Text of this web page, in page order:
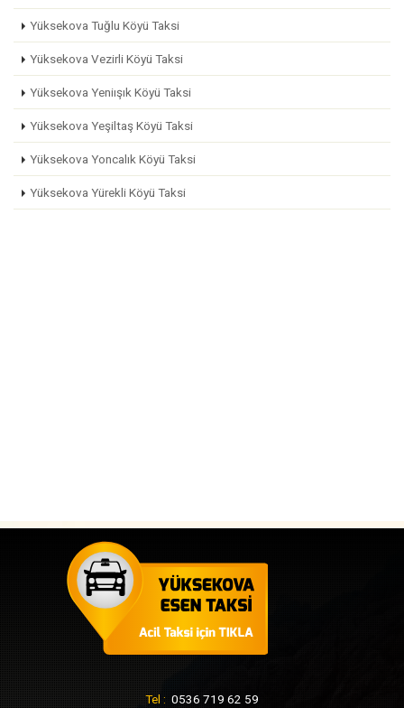
Yüksekova Tuğlu Köyü Taksi
Yüksekova Vezirli Köyü Taksi
Yüksekova Yeniışık Köyü Taksi
Yüksekova Yeşiltaş Köyü Taksi
Yüksekova Yoncalık Köyü Taksi
Yüksekova Yürekli Köyü Taksi
Tel : 0536 719 62 59